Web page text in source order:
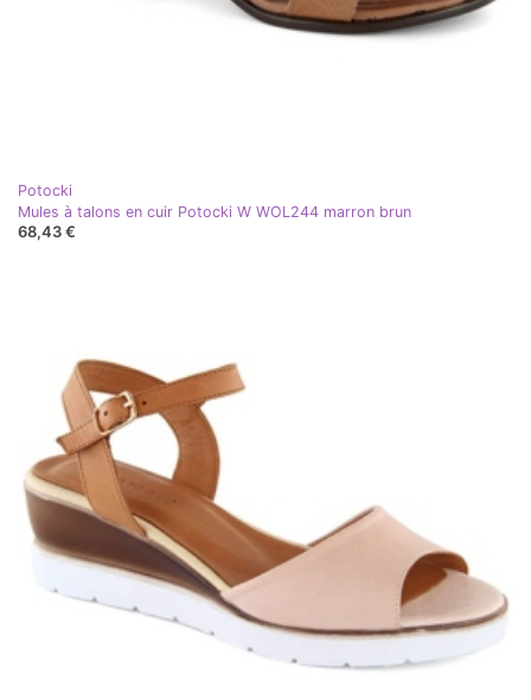
Potocki
Mules à talons en cuir Potocki W WOL244 marron brun
68,43 €